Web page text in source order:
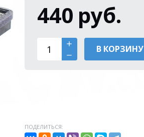
440 руб.
В КОРЗИНУ
ПОДЕЛИТЬСЯ: